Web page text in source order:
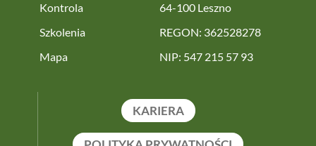
Kontrola
Szkolenia
Mapa
64-100 Leszno
REGON: 362528278
NIP: 547 215 57 93
KARIERA